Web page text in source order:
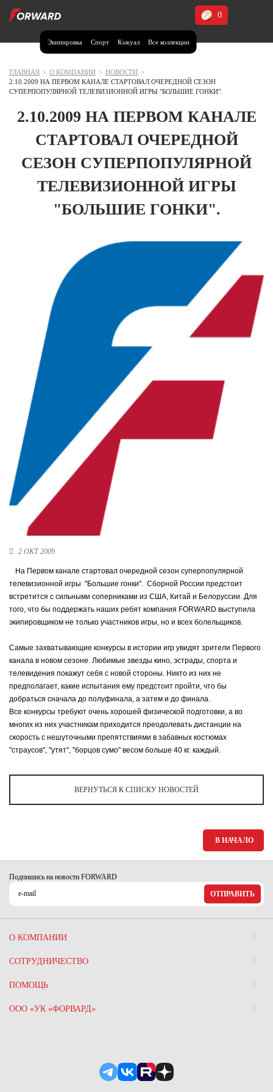
Экипировка Спорт Кэжуал Все коллекции
0
Москва и МО
Волгоградская область (1)
Кемеровская область (2)
Красноярский край (5)
Нижегородская область (1)
Новосибирская область (3)
Омская область (5)
Республика Башкортостан (3)
Республика Крым (1)
Республика Татарстан (2)
Ростовская область (2)
Самарская область (1)
Санкт-Петербург и ЛО (3)
Саратовская область (1)
Свердловская область (5)
Северная Осетия (2)
Смоленская область (1)
Ставропольский край (5)
Томская область (1)
Тульская область (1)
Тюменская область (3)
Хакасия (1)
Ханты-Мансийский автономный округ (3)
Челябинская область (2)
Ямало-Ненецкий автономный округ (1)
Ярославская область (1)
ГЛАВНАЯ > О КОМПАНИИ > НОВОСТИ >
2.10.2009 НА ПЕРВОМ КАНАЛЕ СТАРТОВАЛ ОЧЕРЕДНОЙ СЕЗОН
СУПЕРПОПУЛЯРНОЙ ТЕЛЕВИЗИОННОЙ ИГРЫ "БОЛЬШИЕ ГОНКИ".
2.10.2009 НА ПЕРВОМ КАНАЛЕ
СТАРТОВАЛ ОЧЕРЕДНОЙ
СЕЗОН СУПЕРПОПУЛЯРНОЙ
ТЕЛЕВИЗИОННОЙ ИГРЫ
"БОЛЬШИЕ ГОНКИ".
2 ОКТ 2009
На Первом канале стартовал очередной сезон суперпопулярной
телевизионной игры "Большие гонки". Сборной России предстоит
встретится с сильными соперниками из США, Китай и Белоруссии. Для
того, что бы поддержать наших ребят компания FORWARD выступила
экипировщиком не только участников игры, но и всех болельщиков.
Самые захватывающие конкурсы в истории игр увидят зрители Первого
канала в новом сезоне. Любимые звезды кино, эстрады, спорта и
телевидения покажут себя с новой стороны. Никто из них не
предполагает, какие испытания ему предстоит пройти, что бы
добраться сначала до полуфинала, а затем и до финала.
Все конкурсы требуют очень хорошей физической подготовки, а во
многих из них участникам приходится преодолевать дистанции на
скорость с нешуточными препятствиями в забавных костюмах
"страусов", "утят", "борцов сумо" весом больше 40 кг. каждый.
ВЕРНУТЬСЯ К СПИСКУ НОВОСТЕЙ
В НАЧАЛО
Подпишись на новости FORWARD
ОТПРАВИТЬ
О КОМПАНИИ
СОТРУДНИЧЕСТВО
ПОМОЩЬ
ООО «УК «ФОРВАРД»